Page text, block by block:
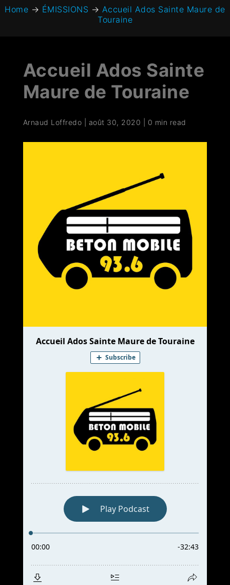
Home → ÉMISSIONS → Accueil Ados Sainte Maure de
Touraine
Accueil Ados Sainte
Maure de Touraine
Arnaud Loffredo août 30, 2020 0 min read